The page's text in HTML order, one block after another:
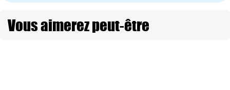
Vous aimerez peut-être